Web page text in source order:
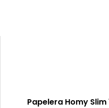
Papelera Homy Slim